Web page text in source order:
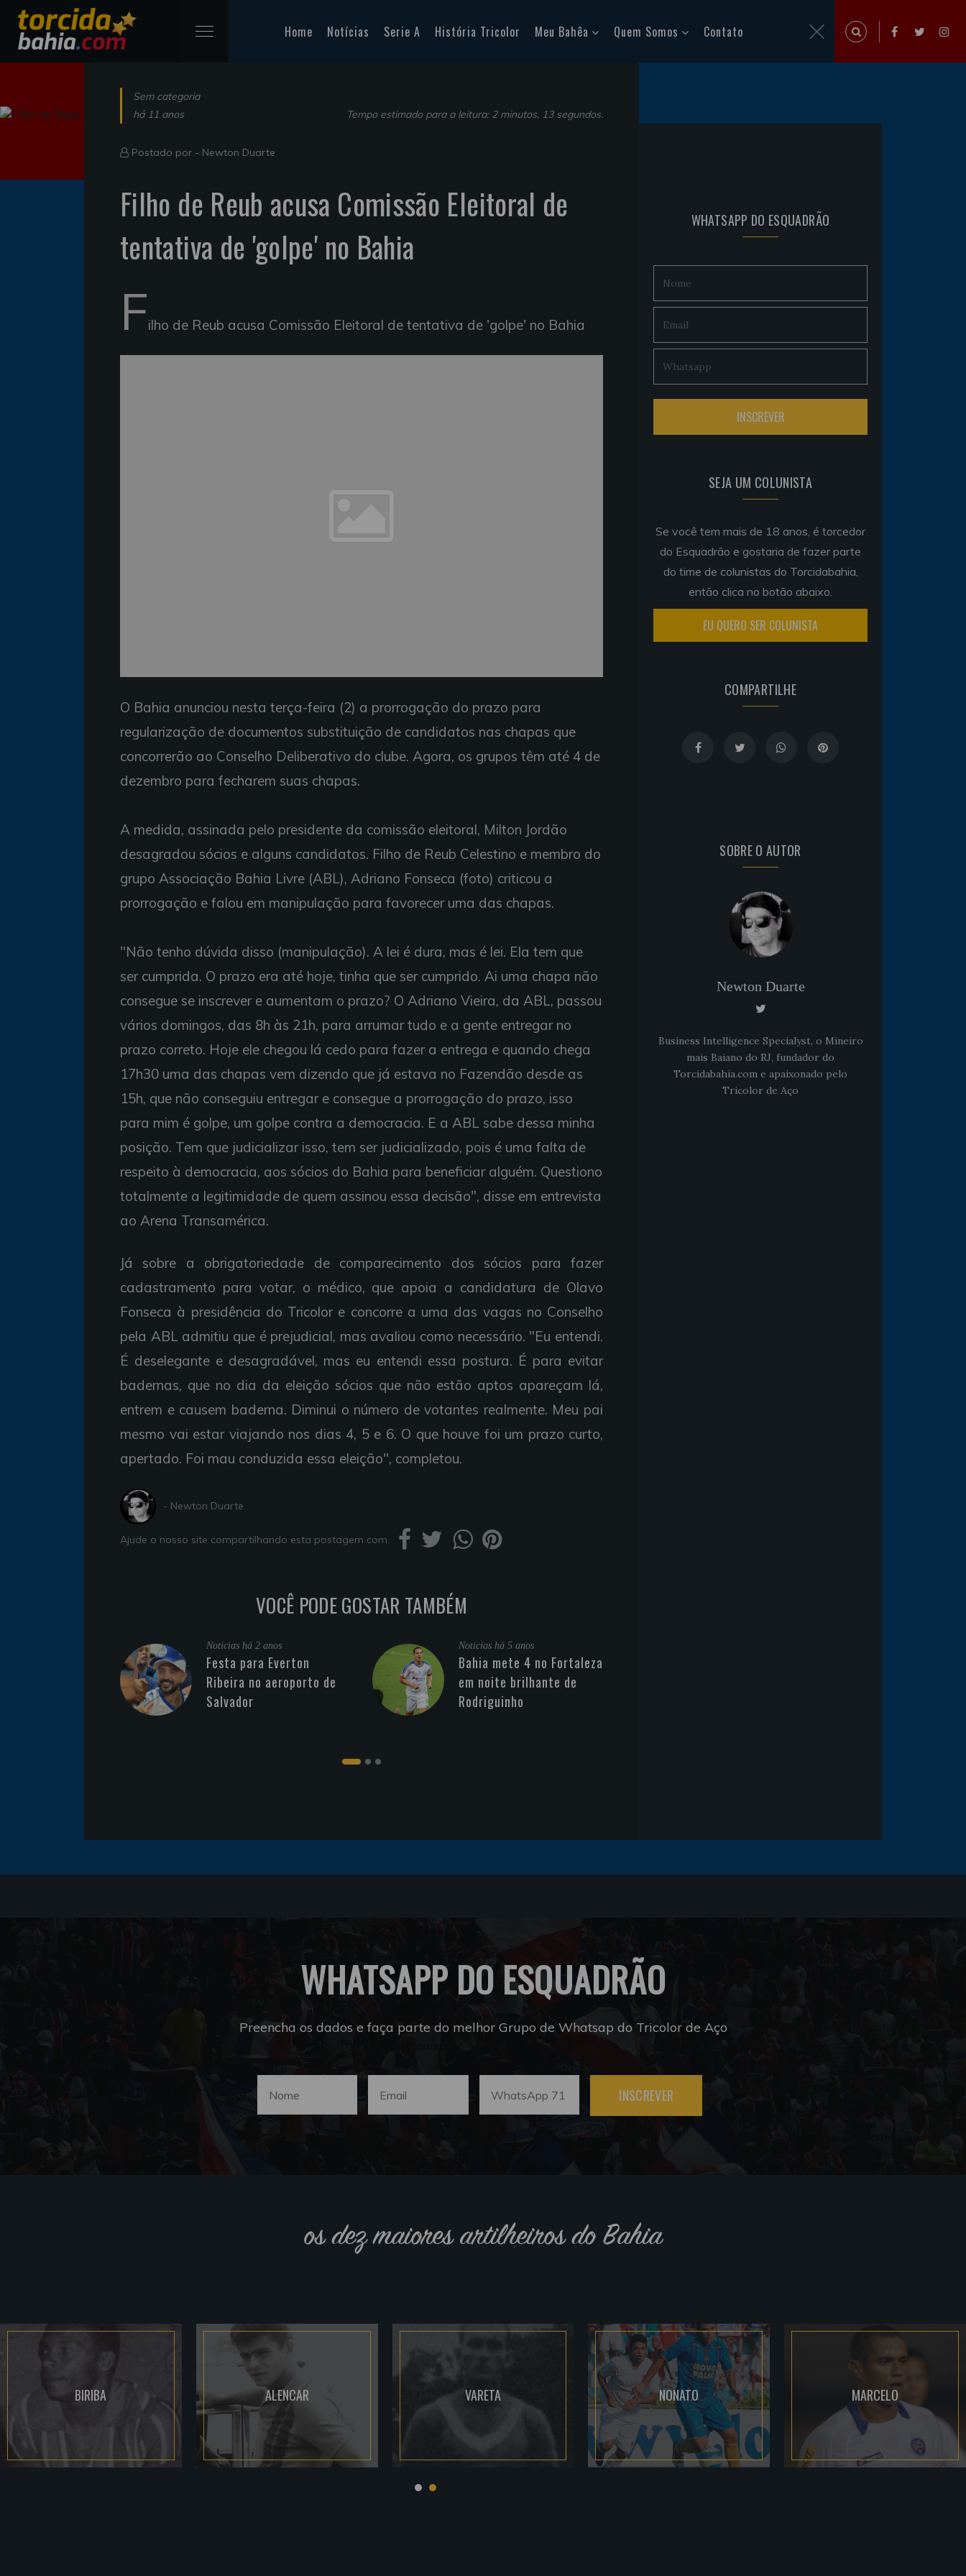
Home Notícias Serie A História Tricolor Meu Bahêa Quem Somos Contato
Sem categoria
há 11 anos
Tempo estimado para a leitura: 2 minutos, 13 segundos.
Postado por - Newton Duarte
Filho de Reub acusa Comissão Eleitoral de
tentativa de 'golpe' no Bahia
Filho de Reub acusa Comissão Eleitoral de tentativa de 'golpe' no Bahia
O Bahia anunciou nesta terça-feira (2) a prorrogação do prazo para
regularização de documentos substituição de candidatos nas chapas que
concorrerão ao Conselho Deliberativo do clube. Agora, os grupos têm até 4 de
dezembro para fecharem suas chapas.
A medida, assinada pelo presidente da comissão eleitoral, Milton Jordão
desagradou sócios e alguns candidatos. Filho de Reub Celestino e membro do
grupo Associação Bahia Livre (ABL), Adriano Fonseca (foto) criticou a
prorrogação e falou em manipulação para favorecer uma das chapas.
"Não tenho dúvida disso (manipulação). A lei é dura, mas é lei. Ela tem que
ser cumprida. O prazo era até hoje, tinha que ser cumprido. Ai uma chapa não
consegue se inscrever e aumentam o prazo? O Adriano Vieira, da ABL, passou
vários domingos, das 8h às 21h, para arrumar tudo e a gente entregar no
prazo correto. Hoje ele chegou lá cedo para fazer a entrega e quando chega
17h30 uma das chapas vem dizendo que já estava no Fazendão desde as
15h, que não conseguiu entregar e consegue a prorrogação do prazo, isso
para mim é golpe, um golpe contra a democracia. E a ABL sabe dessa minha
posição. Tem que judicializar isso, tem ser judicializado, pois é uma falta de
respeito à democracia, aos sócios do Bahia para beneficiar alguém. Questiono
totalmente a legitimidade de quem assinou essa decisão", disse em entrevista
ao Arena Transamérica.
Já sobre a obrigatoriedade de comparecimento dos sócios para fazer
cadastramento para votar, o médico, que apoia a candidatura de Olavo
Fonseca à presidência do Tricolor e concorre a uma das vagas no Conselho
pela ABL admitiu que é prejudicial, mas avaliou como necessário. "Eu entendi.
É deselegante e desagradável, mas eu entendi essa postura. É para evitar
badernas, que no dia da eleição sócios que não estão aptos apareçam lá,
entrem e causem baderna. Diminui o número de votantes realmente. Meu pai
mesmo vai estar viajando nos dias 4, 5 e 6. O que houve foi um prazo curto,
apertado. Foi mau conduzida essa eleição", completou.
- Newton Duarte
Ajude o nosso site compartilhando esta postagem com
VOCÊ PODE GOSTAR TAMBÉM
Noticias há 2 anos
Festa para Everton
Ribeira no aeroporto de
Salvador
Noticias há 5 anos
Bahia mete 4 no Fortaleza
em noite brilhante de
Rodriguinho
WHATSAPP DO ESQUADRÃO
SEJA UM COLUNISTA
Se você tem mais de 18 anos, é torcedor
do Esquadrão e gostaria de fazer parte
do time de colunistas do Torcidabahia,
então clica no botão abaixo.
EU QUERO SER COLUNISTA
COMPARTILHE
SOBRE O AUTOR
Newton Duarte
Business Intelligence Specialyst, o Mineiro
mais Baiano do RJ, fundador do
Torcidabahia.com e apaixonado pelo
Tricolor de Aço
WHATSAPP DO ESQUADRÃO
Preencha os dados e faça parte do melhor Grupo de Whatsap do Tricolor de Aço
INSCREVER
os dez maiores artilheiros do Bahia
BIRIBA ALENCAR VARETA NONATO MARCELO